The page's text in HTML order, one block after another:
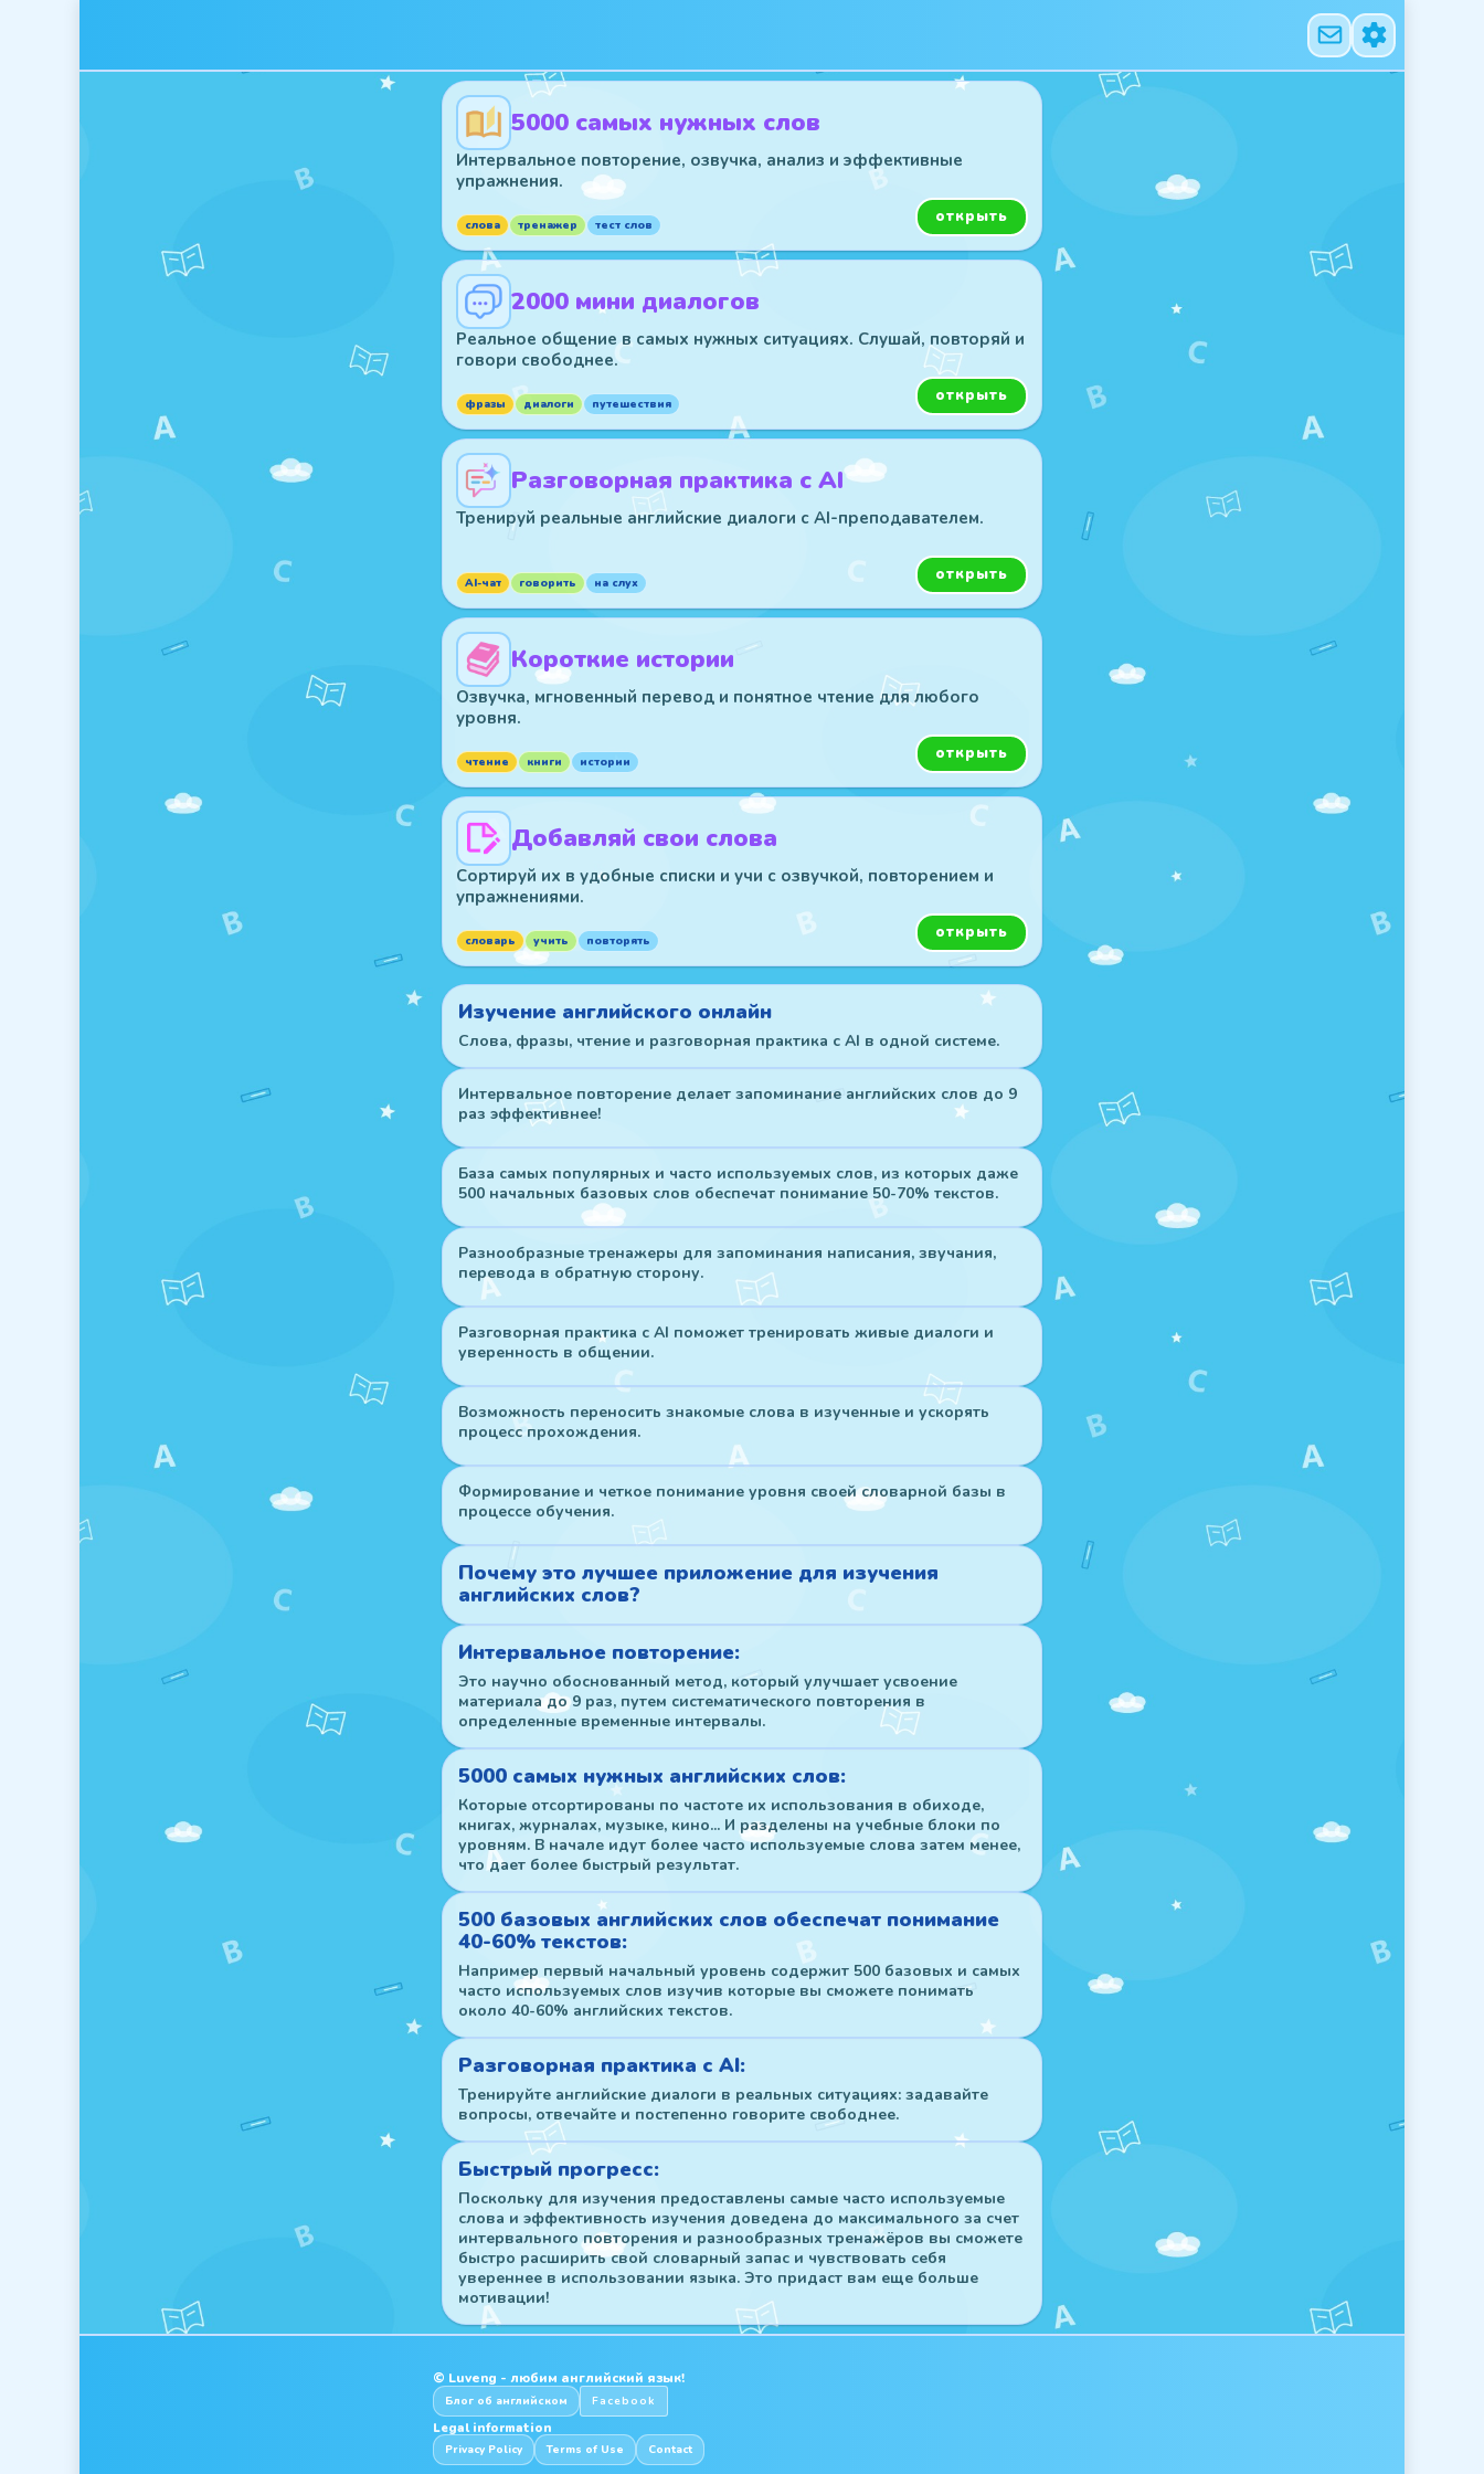
5000 самых нужных слов
Интервальное повторение, озвучка, анализ и эффективные
упражнения.
слова тренажер тест слов открыть
2000 мини диалогов
Реальное общение в самых нужных ситуациях. Слушай, повторяй и
говори свободнее.
фразы диалоги путешествия открыть
Разговорная практика с AI
Тренируй реальные английские диалоги с AI-преподавателем.
AI-чат говорить на слух открыть
Короткие истории
Озвучка, мгновенный перевод и понятное чтение для любого
уровня.
чтение книги истории открыть
Добавляй свои слова
Сортируй их в удобные списки и учи с озвучкой, повторением и
упражнениями.
словарь учить повторять открыть
Изучение английского онлайн
Слова, фразы, чтение и разговорная практика с AI в одной системе.
Интервальное повторение делает запоминание английских слов до 9
раз эффективнее!
База самых популярных и часто используемых слов, из которых даже
500 начальных базовых слов обеспечат понимание 50-70% текстов.
Разнообразные тренажеры для запоминания написания, звучания,
перевода в обратную сторону.
Разговорная практика с AI поможет тренировать живые диалоги и
уверенность в общении.
Возможность переносить знакомые слова в изученные и ускорять
процесс прохождения.
Формирование и четкое понимание уровня своей словарной базы в
процессе обучения.
Почему это лучшее приложение для изучения
английских слов?
Интервальное повторение:
Это научно обоснованный метод, который улучшает усвоение
материала до 9 раз, путем систематического повторения в
определенные временные интервалы.
5000 самых нужных английских слов:
Которые отсортированы по частоте их использования в обиходе,
книгах, журналах, музыке, кино... И разделены на учебные блоки по
уровням. В начале идут более часто используемые слова затем менее,
что дает более быстрый результат.
500 базовых английских слов обеспечат понимание
40-60% текстов:
Например первый начальный уровень содержит 500 базовых и самых
часто используемых слов изучив которые вы сможете понимать
около 40-60% английских текстов.
Разговорная практика с AI:
Тренируйте английские диалоги в реальных ситуациях: задавайте
вопросы, отвечайте и постепенно говорите свободнее.
Быстрый прогресс:
Поскольку для изучения предоставлены самые часто используемые
слова и эффективность изучения доведена до максимального за счет
интервального повторения и разнообразных тренажёров вы сможете
быстро расширить свой словарный запас и чувствовать себя
увереннее в использовании языка. Это придаст вам еще больше
мотивации!
© Luveng - любим английский язык!
Блог об английском Facebook
Legal information
Privacy Policy Terms of Use Contact